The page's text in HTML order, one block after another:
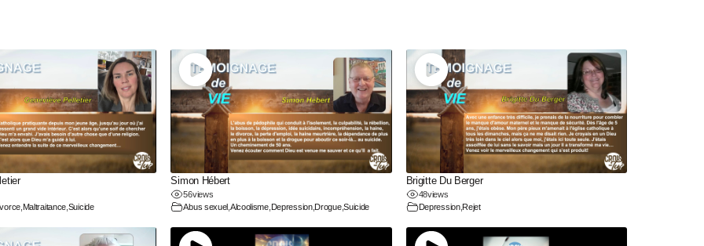
, Maltraitance Suicide
Simon Hébert
56views
Abus sexuel Alcoolisme, Depression, Drogue,Suicide
Brigitte Du Berger
48views
Depression, Rejet